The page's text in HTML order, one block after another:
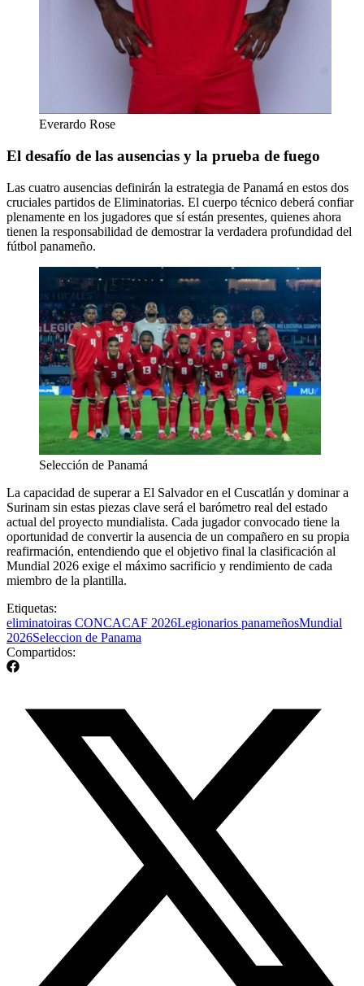
Everardo Rose
El desafío de las ausencias y la prueba de fuego
Las cuatro ausencias definirán la estrategia de Panamá en estos dos
cruciales partidos de Eliminatorias. El cuerpo técnico deberá confiar
plenamente en los jugadores que sí están presentes, quienes ahora
tienen la responsabilidad de demostrar la verdadera profundidad del
fútbol panameño.
Selección de Panamá
La capacidad de superar a El Salvador en el Cuscatlán y dominar a
Surinam sin estas piezas clave será el barómetro real del estado
actual del proyecto mundialista. Cada jugador convocado tiene la
oportunidad de convertir la ausencia de un compañero en su propia
reafirmación, entendiendo que el objetivo final la clasificación al
Mundial 2026 exige el máximo sacrificio y rendimiento de cada
miembro de la plantilla.
Etiquetas:
eliminatoiras CONCACAF 2026Legionarios panameñosMundial
2026Seleccion de Panama
Compartidos: